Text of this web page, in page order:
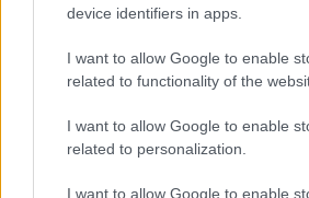
device identifiers in apps.
I want to allow Google to enable
related to functionality of the
I want to allow Google to enable
related to personalization.
I want to allow Google to enable